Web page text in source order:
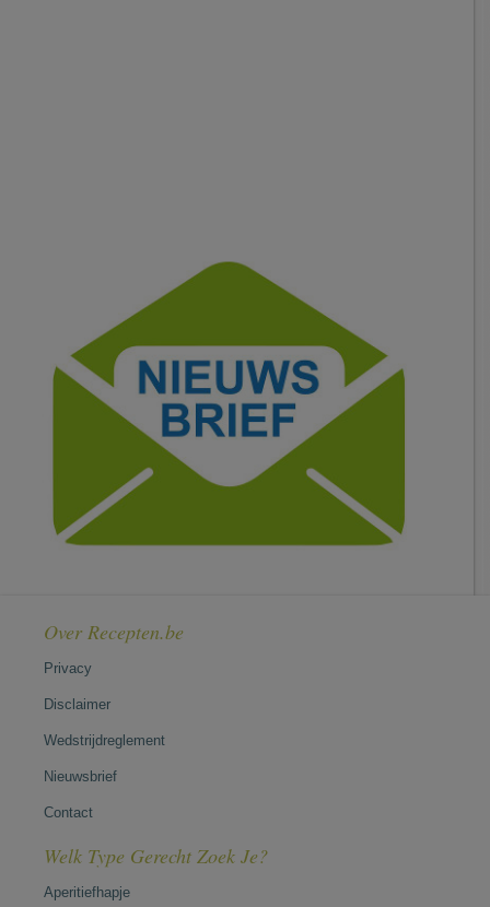
Over Recepten.be
Privacy
Disclaimer
Wedstrijdreglement
Nieuwsbrief
Contact
Welk Type Gerecht Zoek Je?
Aperitiefhapje